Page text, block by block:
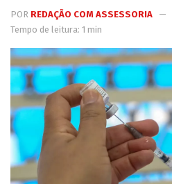
POR REDAÇÃO COM ASSESSORIA
Tempo de leitura: 1 min